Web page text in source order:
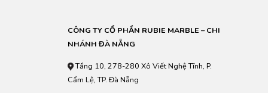
CÔNG TY CỔ PHẦN RUBIE MARBLE – CHI
NHÁNH ĐÀ NẴNG
Tầng 10, 278-280 Xô Viết Nghệ Tĩnh, P.
Cẩm Lệ, TP. Đà Nẵng